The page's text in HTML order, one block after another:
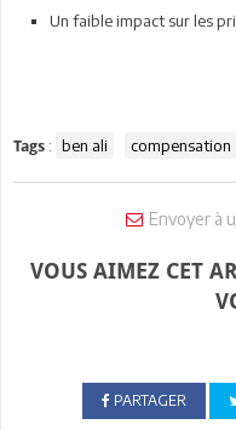
Un faible impact sur les
Tags : ben ali compensation
Envoyer à
VOUS AIMEZ CET
PARTAGER